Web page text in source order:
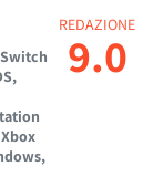
REDAZIONE
9.0